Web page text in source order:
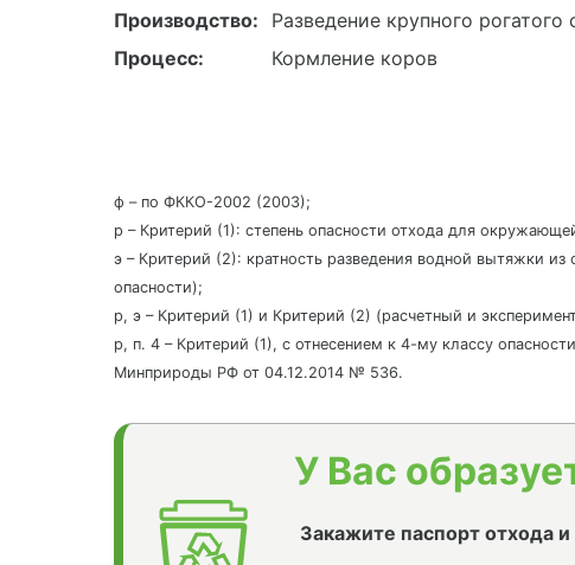
Производство:
Разведение крупного рогатого
Процесс:
Кормление коров
ф – по ФККО-2002 (2003);
р – Критерий (1): степень опасности отхода для
э – Критерий (2): кратность разведения водной вытяжки
опасности);
р, э – Критерий (1) и Критерий (2) (расчетный и
р, п. 4 – Критерий (1), с отнесением к 4-му классу
Минприроды РФ от 04.12.2014 № 536.
У Вас
Закажите паспорт отхода